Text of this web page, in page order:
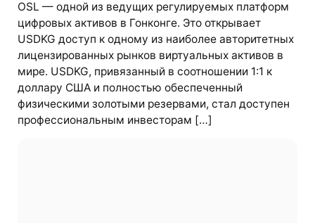
OSL — одной из ведущих регулируемых платформ
цифровых активов в Гонконге. Это открывает
USDKG доступ к одному из наиболее авторитетных
лицензированных рынков виртуальных активов в
мире. USDKG, привязанный в соотношении 1:1 к
доллару США и полностью обеспеченный
физическими золотыми резервами, стал доступен
профессиональным инвесторам […]